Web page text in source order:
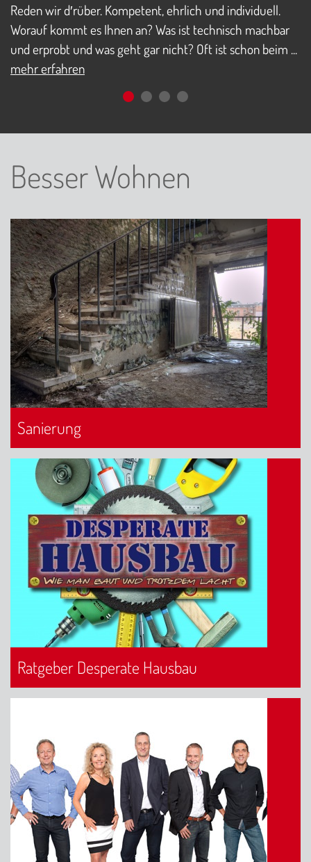
Reden wir d′rüber. Kompetent, ehrlich und individuell.
Worauf kommt es Ihnen an? Was ist technisch machbar
und erprobt und was geht gar nicht? Oft ist schon beim ...
mehr erfahren
Besser Wohnen
Sanierung
Ratgeber Desperate Hausbau